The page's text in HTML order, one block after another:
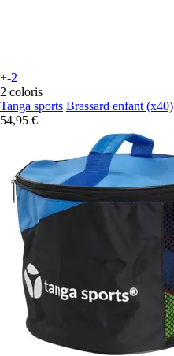
+-2
2 coloris
Tanga sports Brassard enfant (x40)
54,95 €